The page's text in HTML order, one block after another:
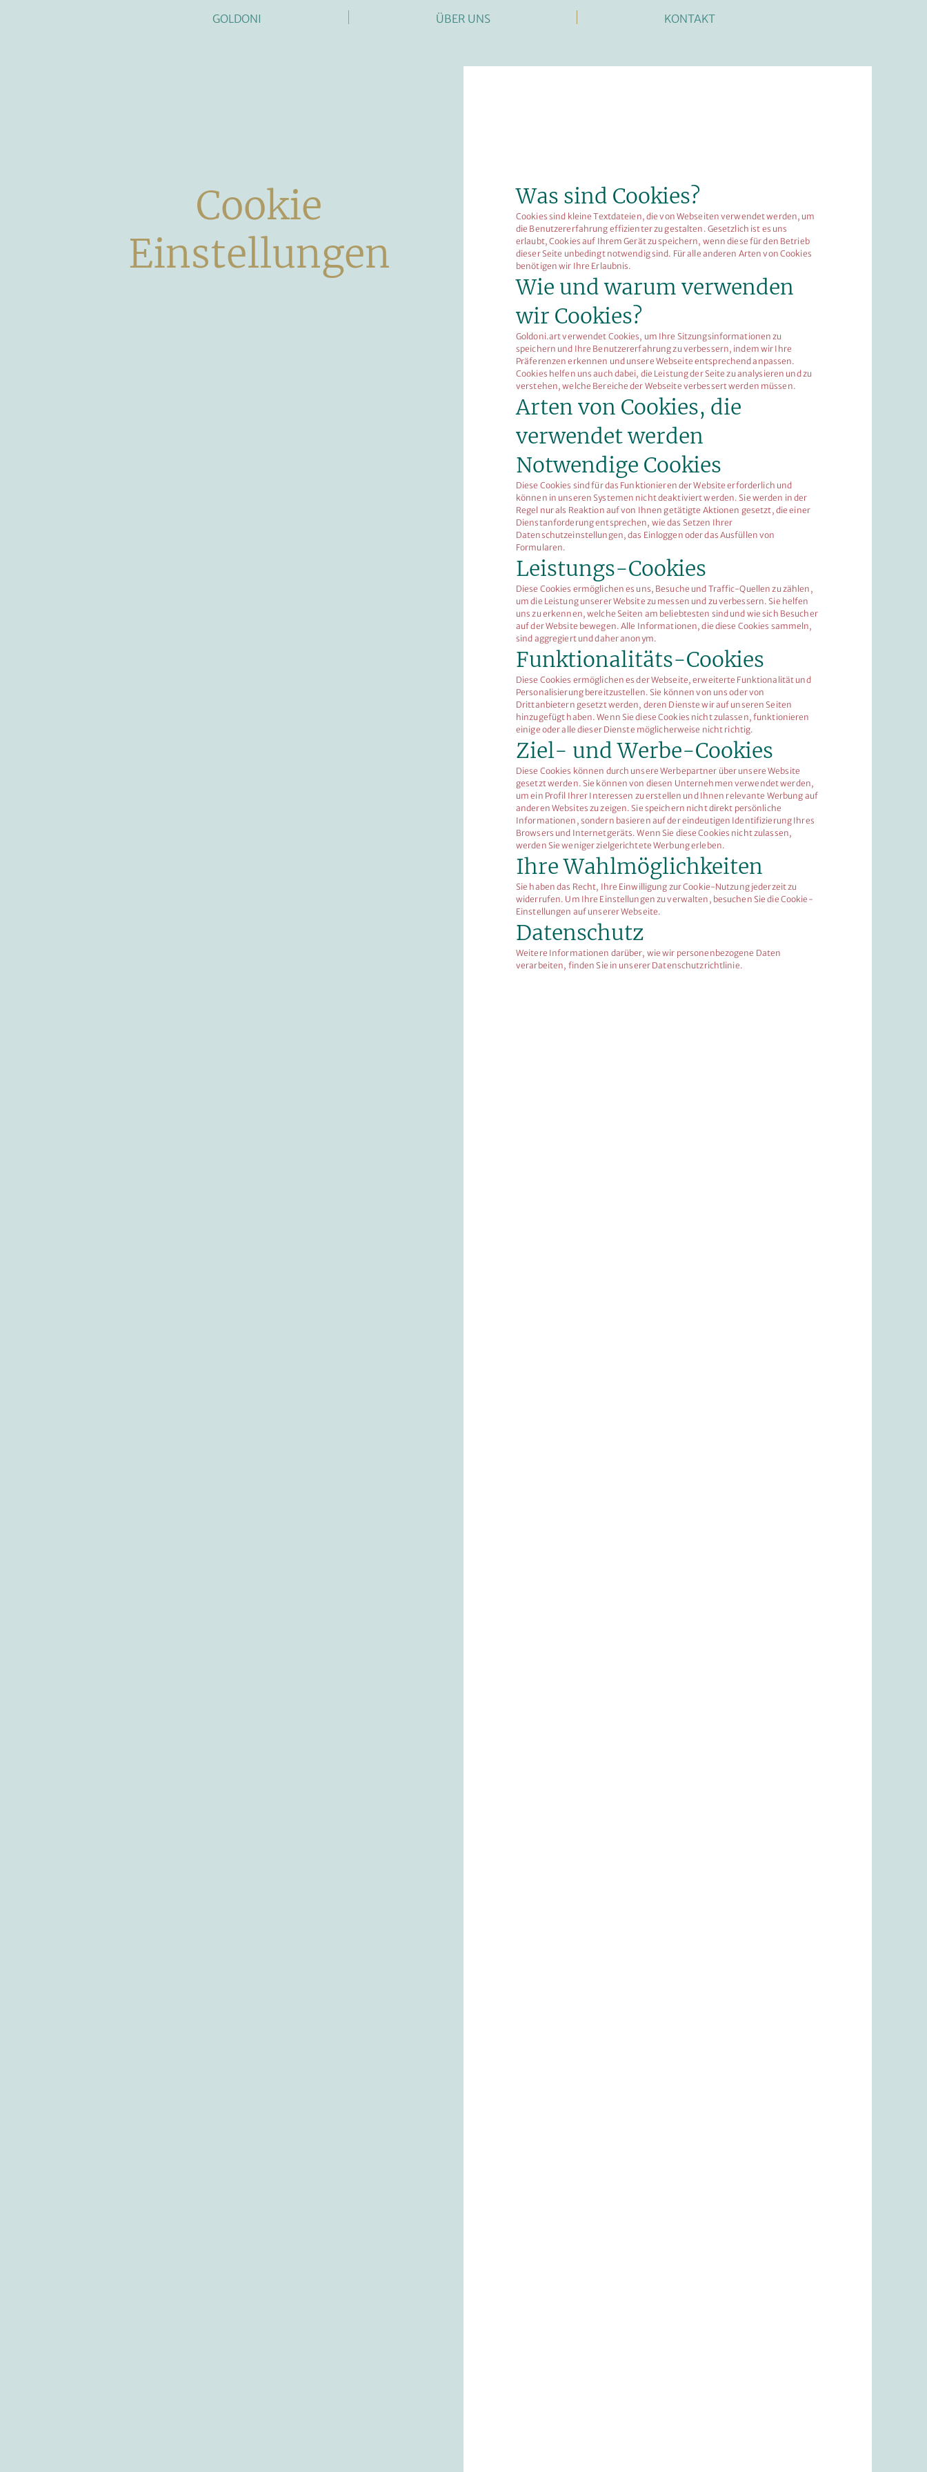
GOLDONI ÜBER UNS KONTAKT
Cookie
Einstellungen
Was sind Cookies?
Cookies sind kleine Textdateien, die von Webseiten verwendet werden, um
die Benutzererfahrung effizienter zu gestalten. Gesetzlich ist es uns
erlaubt, Cookies auf Ihrem Gerät zu speichern, wenn diese für den Betrieb
dieser Seite unbedingt notwendig sind. Für alle anderen Arten von Cookies
benötigen wir Ihre Erlaubnis.
Wie und warum verwenden
wir Cookies?
Goldoni.art verwendet Cookies, um Ihre Sitzungsinformationen zu
speichern und Ihre Benutzererfahrung zu verbessern, indem wir Ihre
Präferenzen erkennen und unsere Webseite entsprechend anpassen.
Cookies helfen uns auch dabei, die Leistung der Seite zu analysieren und zu
verstehen, welche Bereiche der Webseite verbessert werden müssen.
Arten von Cookies, die
verwendet werden
Notwendige Cookies
Diese Cookies sind für das Funktionieren der Website erforderlich und
können in unseren Systemen nicht deaktiviert werden. Sie werden in der
Regel nur als Reaktion auf von Ihnen getätigte Aktionen gesetzt, die einer
Dienstanforderung entsprechen, wie das Setzen Ihrer
Datenschutzeinstellungen, das Einloggen oder das Ausfüllen von
Formularen.
Leistungs-Cookies
Diese Cookies ermöglichen es uns, Besuche und Traffic-Quellen zu zählen,
um die Leistung unserer Website zu messen und zu verbessern. Sie helfen
uns zu erkennen, welche Seiten am beliebtesten sind und wie sich Besucher
auf der Website bewegen. Alle Informationen, die diese Cookies sammeln,
sind aggregiert und daher anonym.
Funktionalitäts-Cookies
Diese Cookies ermöglichen es der Webseite, erweiterte Funktionalität und
Personalisierung bereitzustellen. Sie können von uns oder von
Drittanbietern gesetzt werden, deren Dienste wir auf unseren Seiten
hinzugefügt haben. Wenn Sie diese Cookies nicht zulassen, funktionieren
einige oder alle dieser Dienste möglicherweise nicht richtig.
Ziel- und Werbe-Cookies
Diese Cookies können durch unsere Werbepartner über unsere Website
gesetzt werden. Sie können von diesen Unternehmen verwendet werden,
um ein Profil Ihrer Interessen zu erstellen und Ihnen relevante Werbung auf
anderen Websites zu zeigen. Sie speichern nicht direkt persönliche
Informationen, sondern basieren auf der eindeutigen Identifizierung Ihres
Browsers und Internetgeräts. Wenn Sie diese Cookies nicht zulassen,
werden Sie weniger zielgerichtete Werbung erleben.
Ihre Wahlmöglichkeiten
Sie haben das Recht, Ihre Einwilligung zur Cookie-Nutzung jederzeit zu
widerrufen. Um Ihre Einstellungen zu verwalten, besuchen Sie die Cookie-
Einstellungen auf unserer Webseite.
Datenschutz
Weitere Informationen darüber, wie wir personenbezogene Daten
verarbeiten, finden Sie in unserer Datenschutzrichtlinie.